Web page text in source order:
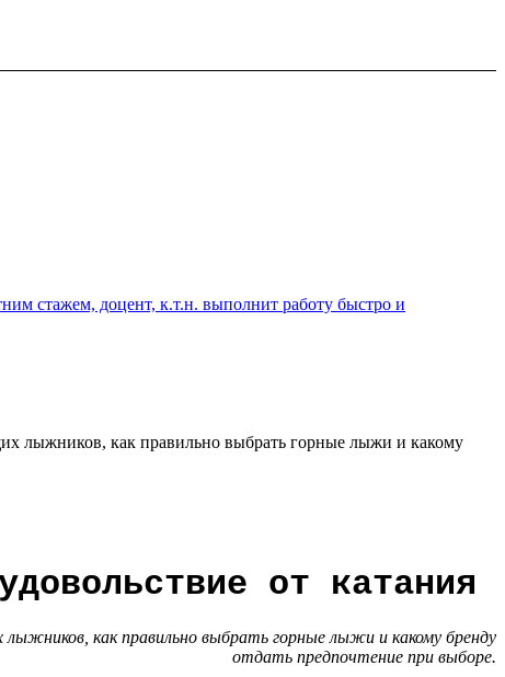
стажем, доцент, к.т.н. выполнит работу быстро и
лыжников, как правильно выбрать горные лыжи и какому
от катания
как правильно выбрать горные лыжи и какому бренду
отдать предпочтение при выборе.